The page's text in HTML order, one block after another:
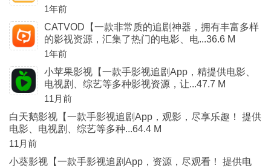
1年前
CATVOD【一款非常质的追剧神器，拥有丰富多样
的影视资源，汇集了热门的电影、电...36.6 M
1年前
小苹果影视【一款手影视追剧App，精提供电影、
电视剧、综艺等多种影视资源，让...47.7 M
11月前
白天鹅影视【一款手影视追剧App，观影，尽享乐趣！ 提供
电影、电视剧、综艺等多种...64.4 M
11月前
小葵影视【一款手影视追剧App，资源，尽观看！ 提供电